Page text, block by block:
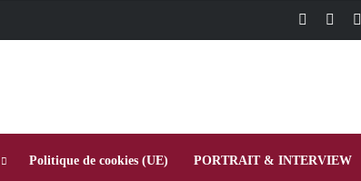
Facebook
Politique de cookies (UE) PORTRAIT & INTERVIEW